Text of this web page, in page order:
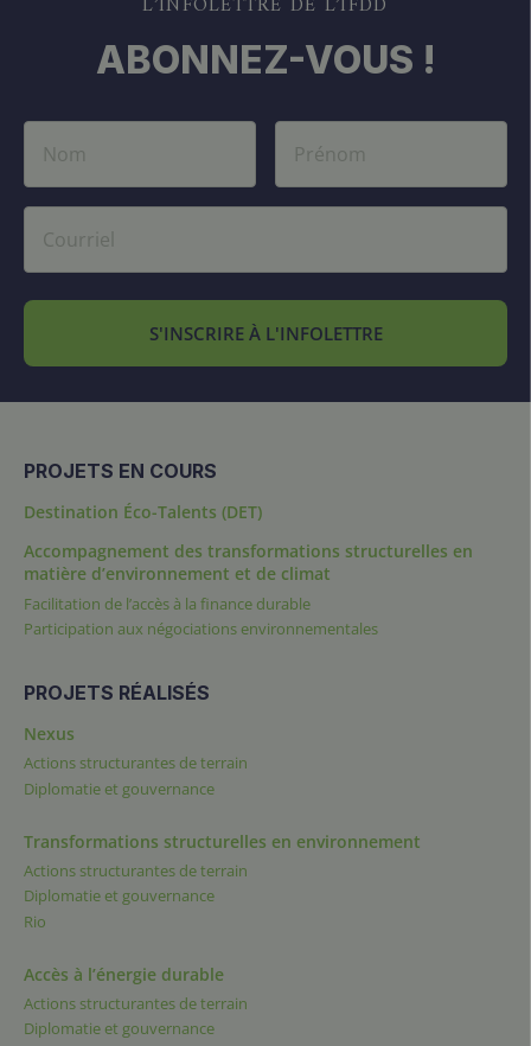
ABONNEZ-VOUS !
S'INSCRIRE À L'INFOLETTRE
PROJETS EN COURS
Destination Éco-Talents (DET)
Accompagnement des transformations structurelles en
matière d’environnement et de climat
Facilitation de l’accès à la finance durable
Participation aux négociations environnementales
PROJETS RÉALISÉS
Nexus
Actions structurantes de terrain
Diplomatie et gouvernance
Transformations structurelles en environnement
Actions structurantes de terrain
Diplomatie et gouvernance
Rio
Accès à l’énergie durable
Actions structurantes de terrain
Diplomatie et gouvernance